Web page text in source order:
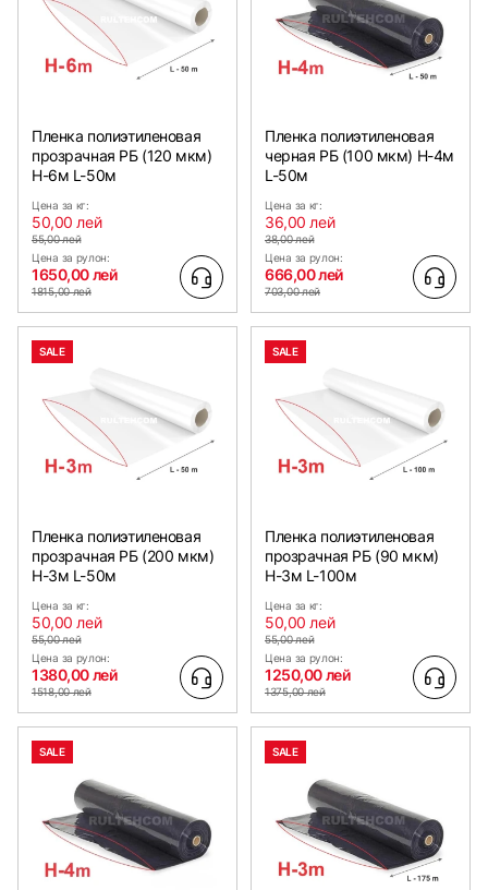
Пленка полиэтиленовая
прозрачная РБ (120 мкм)
Н-6м L-50м
Цена за кг:
50,00 лей
55,00 лей
Цена за рулон:
1650,00 лей
1815,00 лей
Пленка полиэтиленовая
черная РБ (100 мкм) Н-4м
L-50м
Цена за кг:
36,00 лей
38,00 лей
Цена за рулон:
666,00 лей
703,00 лей
SALE
Пленка полиэтиленовая
прозрачная РБ (200 мкм)
Н-3м L-50м
Цена за кг:
50,00 лей
55,00 лей
Цена за рулон:
1380,00 лей
1518,00 лей
SALE
Пленка полиэтиленовая
прозрачная РБ (90 мкм)
Н-3м L-100м
Цена за кг:
50,00 лей
55,00 лей
Цена за рулон:
1250,00 лей
1375,00 лей
SALE SALE